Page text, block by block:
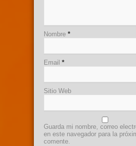
Nombre *
Email *
Sitio Web
Guarda mi nombre, correo
en este navegador para la
comente.